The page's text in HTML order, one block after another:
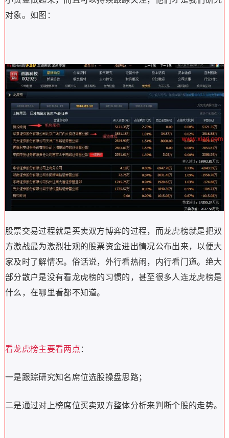
对象。如图：
股票交易过程就是买卖双方博弈的过程，而龙虎榜就是把双
方激战最为激烈壮观的股票资金进出情况公布出来，以便大
家及时了解情况。俗话说，外行看热闹，内行看门道。绝大
部分散户是没有看龙虎榜的习惯的，甚至很多人连龙虎榜是
什么，在哪里看都不知道。
看龙虎榜主要看两点 ：
一是跟踪研究知名席位选股操盘思路；
二是通过对上榜席位买卖双方整体分析来判断个股的走势。